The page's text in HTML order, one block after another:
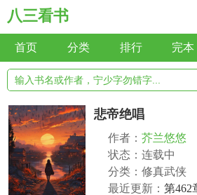
八三看书
首页 分类 排行 完本
悲帝绝唱
作者： 芥兰悠悠
状态：连载中
分类：修真武侠
最近更新： 第462